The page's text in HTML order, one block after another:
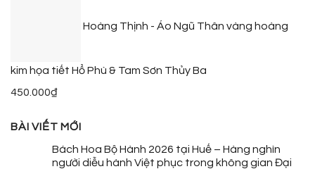
Hoàng Thịnh - Áo Ngũ Thân vàng hoàng
kim họa tiết Hổ Phù & Tam Sơn Thủy Ba
450.000₫
BÀI VIẾT MỚI
Bách Hoa Bộ Hành 2026 tại Huế – Hàng nghìn
người diễu hành Việt phục trong không gian Đại